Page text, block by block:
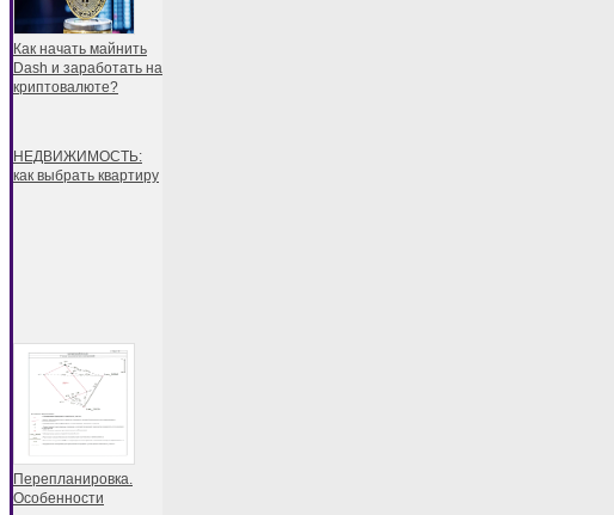
Как начать майнить
Dash и заработать на
криптовалюте?
НЕДВИЖИМОСТЬ:
как выбрать квартиру
Перепланировка.
Особенности